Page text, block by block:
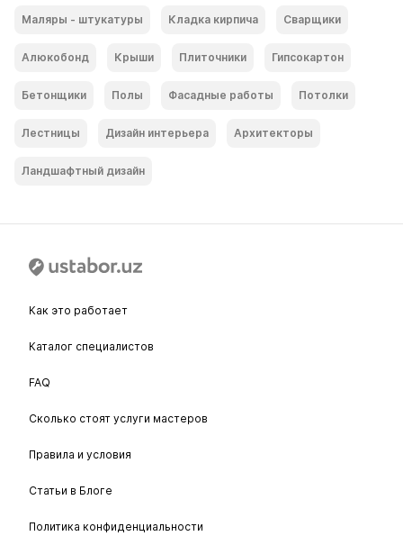
Маляры - штукатуры Кладка кирпича Сварщики
Алюкобонд Крыши Плиточники Гипсокартон
Бетонщики Полы Фасадные работы Потолки
Лестницы Дизайн интерьера Архитекторы
Ландшафтный дизайн
Как это работает
Каталог специалистов
FAQ
Сколько стоят услуги мастеров
Правила и условия
Статьи в Блоге
Политика конфиденциальности